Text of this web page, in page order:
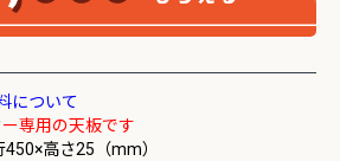
について
専用の天板です
450×高さ25（mm）